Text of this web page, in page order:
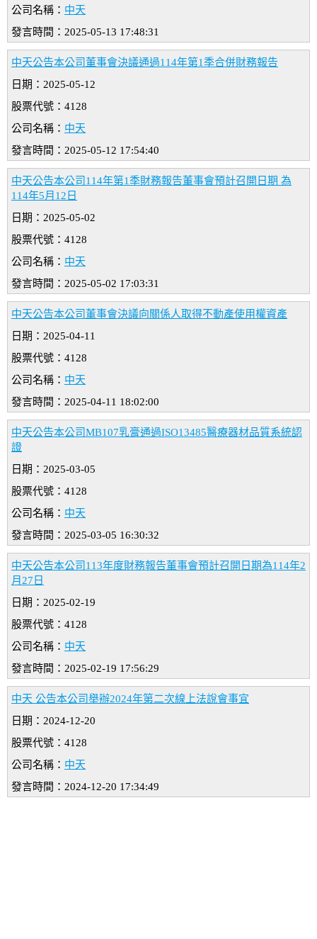
公司名稱： 中天
發言時間：2025-05-13 17:48:31
中天公告本公司董事會決議通過114年第1季合併財務報告
日期：2025-05-12
股票代號：4128
公司名稱： 中天
發言時間：2025-05-12 17:54:40
中天公告本公司114年第1季財務報告董事會預計召開日期 為
114年5月12日
日期：2025-05-02
股票代號：4128
公司名稱： 中天
發言時間：2025-05-02 17:03:31
中天公告本公司董事會決議向關係人取得不動產使用權資產
日期：2025-04-11
股票代號：4128
公司名稱： 中天
發言時間：2025-04-11 18:02:00
中天公告本公司MB107乳膏通過ISO13485醫療器材品質系統認
證
日期：2025-03-05
股票代號：4128
公司名稱： 中天
發言時間：2025-03-05 16:30:32
中天公告本公司113年度財務報告董事會預計召開日期為114年2
月27日
日期：2025-02-19
股票代號：4128
公司名稱： 中天
發言時間：2025-02-19 17:56:29
中天 公告本公司舉辦2024年第二次線上法說會事宜
日期：2024-12-20
股票代號：4128
公司名稱： 中天
發言時間：2024-12-20 17:34:49